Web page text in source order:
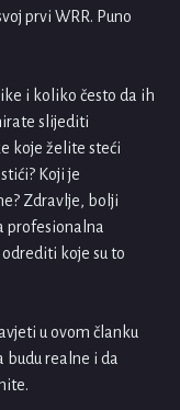
prvi WRR. Puno
i koliko često da ih
slijediti
koje želite steći
Koji je
Zdravlje, bolji
profesionalna
koje su to
u ovom članku
budu realne i da